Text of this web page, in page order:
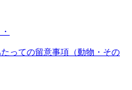
っての留意事項（動物・その